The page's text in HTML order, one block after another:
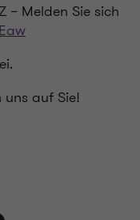
– Melden Sie sich
auf Sie!